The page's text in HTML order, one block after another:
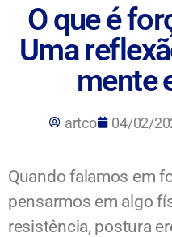
O que é
Uma
mente
artco 04/02/
Quando falamos em
pensarmos em algo
resistência, postura